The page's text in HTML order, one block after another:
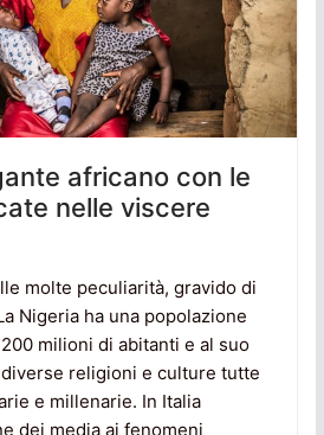
africano con le
nelle viscere
molte peculiarità, gravido di
Nigeria ha una popolazione
milioni di abitanti e al suo
religioni e culture tutte
e millenarie. In Italia
dei media ai fenomeni